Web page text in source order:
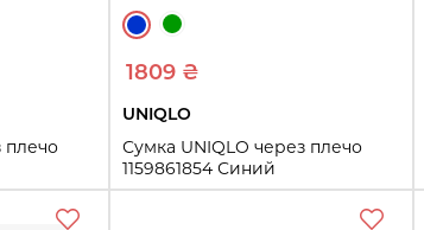
плечо
1809 ₴
UNIQLO
Сумка UNIQLO через плечо
1159861854 Синий